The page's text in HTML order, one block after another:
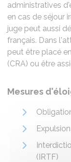
administratives
en cas de séjour
juge peut aussi
français. Dans
peut être placé
(CRA) ou être
Mesures
(IRTF)